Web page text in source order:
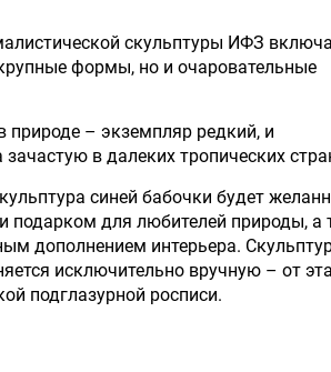
скульптуры ИФЗ
формы, но и очаровательные
природе – экземпляр редкий, и
зачастую в далеких тропических
синей бабочки будет
подарком для любителей природы, а
дополнением интерьера.
исключительно вручную – от
подглазурной росписи.